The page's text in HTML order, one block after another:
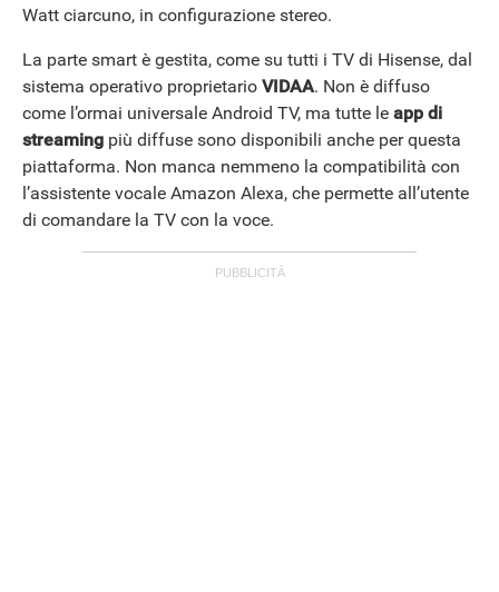
Watt ciarcuno, in configurazione stereo.
La parte smart è gestita, come su tutti i TV di Hisense, dal
sistema operativo proprietario VIDAA. Non è diffuso
come l’ormai universale Android TV, ma tutte le app di
streaming più diffuse sono disponibili anche per questa
piattaforma. Non manca nemmeno la compatibilità con
l’assistente vocale Amazon Alexa, che permette all’utente
di comandare la TV con la voce.